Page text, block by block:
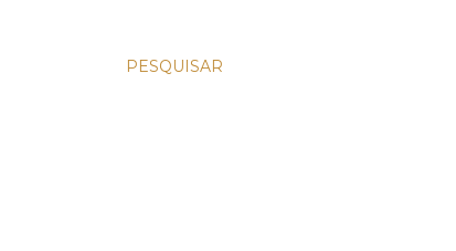
PESQUISAR